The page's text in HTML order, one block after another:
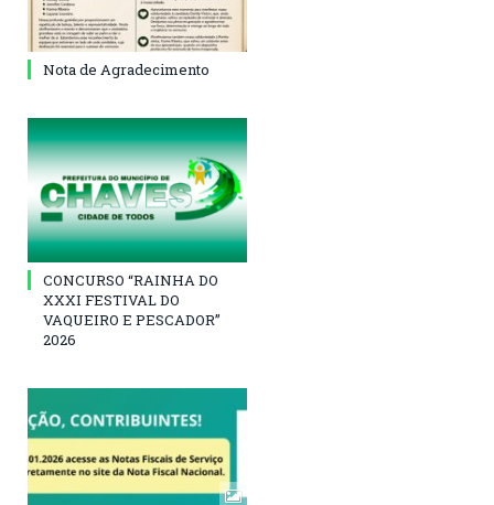
Nota de Agradecimento
CONCURSO “RAINHA DO
XXXI FESTIVAL DO
VAQUEIRO E PESCADOR”
2026